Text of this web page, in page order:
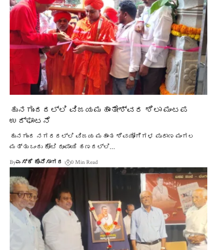
ಹುನಗುಂದದಲ್ಲಿ ವಿಜಯಮಹಾಂತೇಶ್ವರ ಶಿಲಾ ಮಂಟಪ
ಉದ್ಘಾಟನೆ
ಹುನಗುಂದ ನಗರದಲ್ಲಿ ವಿಜಯ ಮಹಾಂತ ಶಿವಯೋಗಿಗಳ ಪುರಾಣ ಮಂಗಲ
ಮತ್ತು ಒಂದು ಕೋಟಿ ರೂಪಾಯಿ ಹಣದಲ್ಲಿ…
Byಎಸ್ಕೆ ಕೊನೆಸಾಗರ 0 Min Read